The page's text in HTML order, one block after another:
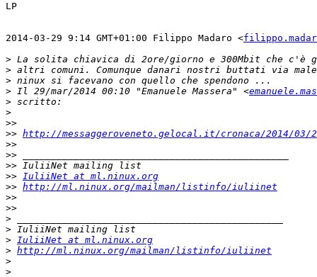
LP
2014-03-29 9:14 GMT+01:00 Filippo Madaro <
>
>
>
> Il 29/mar/2014 00:10 "Emanuele Massera" <
>
>
>>
>> http://messaggeroveneto.gelocal.it/cronaca/2014/
>>
>>
>>
>> IuliiNet at ml.ninux.org
>> http://ml.ninux.org/mailman/listinfo/iuliinet
>>
>>
>
>
> IuliiNet at ml.ninux.org
> http://ml.ninux.org/mailman/listinfo/iuliinet
>
>